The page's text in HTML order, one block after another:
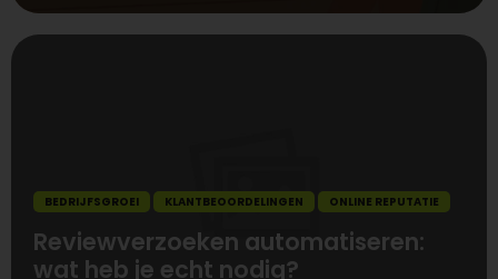
BEDRIJFSGROEI KLANTBEOORDELINGEN ONLINE REPUTATIE
Reviewverzoeken automatiseren:
wat heb je echt nodig?